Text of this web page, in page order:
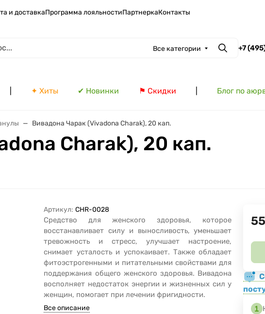
и доставкаПрограмма лояльностиПартнеркаКонтакты
Все категории Поиск
+7
✦ Хиты ✔ Новинки ⚑ Скидки Блог по
Вивадона Чарак (Vivadona Charak), 20 кап.
Charak), 20 кап.
Артикул: CHR-0028
Средство для женского здоровья, которое
восстанавливает силу и выносливость, уменьшает
тревожность и стресс, улучшает настроение,
снимает усталость и успокаивает. Также обладает
фитоэстрогенными и питательными свойствами для
поддержания общего женского здоровья. Вивадона
восполняет недостаток энергии и жизненных сил у
женщин, помогает при лечении фригидности.
Все описание